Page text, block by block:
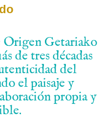
Getariako
de tres décadas
del
el paisaje y
propia y